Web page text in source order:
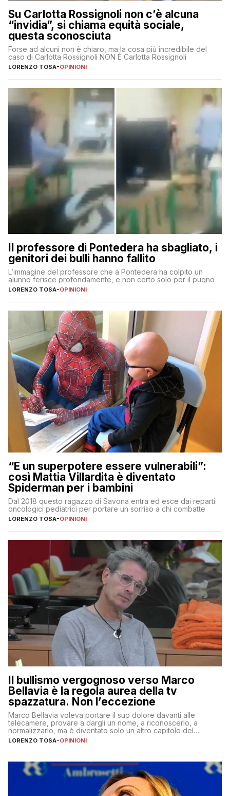
Su Carlotta Rossignoli non c’è alcuna
“invidia”, si chiama equità sociale,
questa sconosciuta
Forse ad alcuni non è chiaro, ma la cosa più incredibile del
caso di Carlotta Rossignoli NON È Carlotta Rossignoli
LORENZO TOSA-OPINIONI
Il professore di Pontedera ha sbagliato, i
genitori dei bulli hanno fallito
L’immagine del professore che a Pontedera ha colpito un
alunno ferisce profondamente, e non certo solo per il pugno
LORENZO TOSA-OPINIONI
“È un superpotere essere vulnerabili”:
così Mattia Villardita è diventato
Spiderman per i bambini
Dal 2018 questo ragazzo di Savona entra ed esce dai reparti
oncologici pediatrici per portare un sorriso a chi combatte
LORENZO TOSA-OPINIONI
Il bullismo vergognoso verso Marco
Bellavia è la regola aurea della tv
spazzatura. Non l’eccezione
Marco Bellavia voleva portare il suo dolore davanti alle
telecamere, provare a dargli un nome, a riconoscerlo, a
normalizzarlo, ma è diventato solo un altro capitolo del
copione
LORENZO TOSA-OPINIONI